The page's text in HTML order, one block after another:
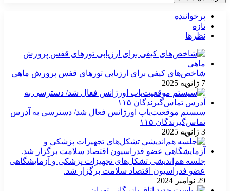
پرخواننده
تازه
نظرها
شاخص‌های کیفی برای ارزیابی تورهای قفس پرورش ماهی
7 ژانویه 2025
سیستم موقعیت‌یاب اورژانس فعال شد/ دسترسی به آدرس
تماس‌گیرندگان ۱۱۵
3 ژانویه 2025
جلسه هم‌اندیشی تشکل‌های تجهیزات پزشکی و آزمایشگاهی
عضو فدراسیون اقتصاد سلامت برگزار شد.
29 نوامبر 2024